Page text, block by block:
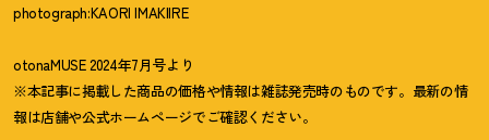
photograph:KAORI IMAKIIRE
otonaMUSE 2024年7月号より
※本記事に掲載した商品の価格や情報は雑誌発売時のものです。最新の情
報は店舗や公式ホームページでご確認ください。